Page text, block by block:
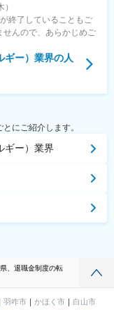
終了していることもご
せんので、あらかじめご
ギー）業界の人
にご紹介します。
ギー）業界
、退職金制度の転
羽咋市 かほく市
白山市